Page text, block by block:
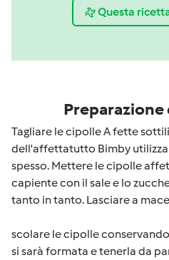
Questa
Tagliare le cipolle A fette
dell'affettatutto Bimby
spesso. Mettere le cipolle
capiente con il sale e lo
tanto in tanto. Lasciare a
scolare le cipolle
si sarà formata e tenerla da